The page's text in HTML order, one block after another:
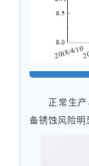
正常生
备锈蚀风险明